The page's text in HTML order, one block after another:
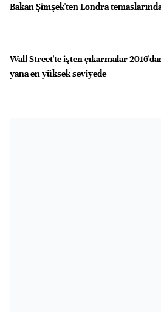
Bakan Şimşek'ten Londra
Wall Street'te işten çıkarmalar
yana en yüksek seviyede